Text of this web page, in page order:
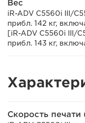
Вес
iR-ADV C5560i III/
прибл. 142 кг,
[iR-ADV C5560i III/
прибл. 143 кг,
Скорость